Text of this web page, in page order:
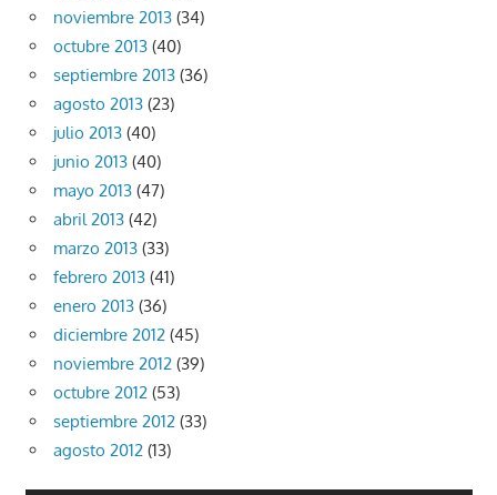
noviembre 2013 (34)
octubre 2013 (40)
septiembre 2013 (36)
agosto 2013 (23)
julio 2013 (40)
junio 2013 (40)
mayo 2013 (47)
abril 2013 (42)
marzo 2013 (33)
febrero 2013 (41)
enero 2013 (36)
diciembre 2012 (45)
noviembre 2012 (39)
octubre 2012 (53)
septiembre 2012 (33)
agosto 2012 (13)